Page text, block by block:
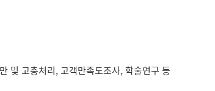
및 고충처리, 고객만족도조사, 학술연구 등